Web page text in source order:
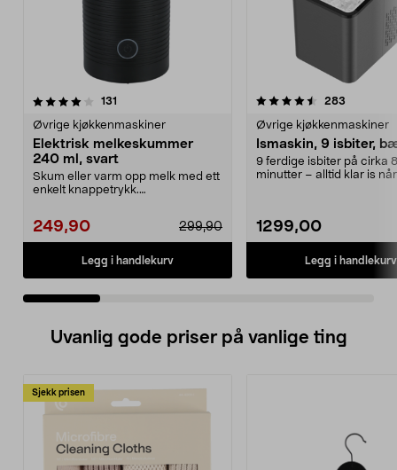
131
Øvrige kjøkkenmaskiner
Elektrisk melkeskummer
240 ml, svart
Skum eller varm opp melk med ett
enkelt knappetrykk.
249,90 299,90
Legg i handlekurv
4.5 av 5 stjerner 283
Øvrige kjøkkenmaskiner
Ismaskin, 9 isbiter,
9 ferdige isbiter på cirka 8
minutter – alltid klar is
1299,00
Legg i handlekurv
4.0 av 5 stjerner
Uvanlig gode priser på vanlige ting
Sjekk prisen